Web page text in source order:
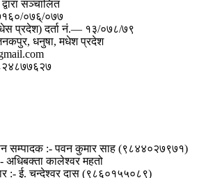
सञ्चालित
०७६्/०७७
प्रदेश) दर्ता नं.— १३/०७८/७९
धनुषा, मधेश प्रदेश
सम्पादक :- पवन कुमार साह (९८४४०२७९७१)
अधिबक्ता कालेश्वर महतो
:- ई. चन्देश्वर दास (९८६०१५५०८९)